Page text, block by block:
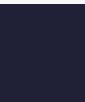
выполняют